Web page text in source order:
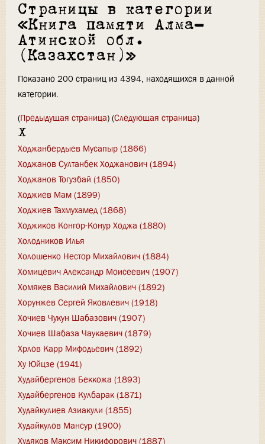
Страницы в категории
«Книга памяти Алма-
Атинской обл.
(Казахстан)»
Показано 200 страниц из 4394, находящихся в данной
категории.
(Предыдущая страница) (Следующая страница)
Х
Ходжанбердыев Мусапыр (1866)
Ходжанов Султанбек Ходжанович (1894)
Ходжанов Тогузбай (1850)
Ходжиев Мам (1899)
Ходжиев Тахмухамед (1868)
Ходжиков Конгор-Конур Ходжа (1880)
Холодников Илья
Холошенко Нестор Михайлович (1884)
Хомицевич Александр Моисеевич (1907)
Хомякев Василий Михайлович (1892)
Хорунжев Сергей Яковлевич (1918)
Хочиев Чукун Шабазович (1907)
Хочиев Шабаза Чаукаевич (1879)
Хрлов Карр Мифодьевич (1892)
Ху Юйцзе (1941)
Худайбергенов Беккожа (1893)
Худайбергенов Кулбарак (1871)
Худайкулиев Азиакули (1855)
Худайкулов Мансур (1900)
Худяков Максим Никифорович (1887)